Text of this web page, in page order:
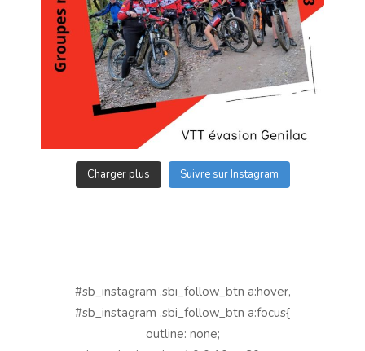
Charger plus Suivre sur Instagram
#sb_instagram .sbi_follow_btn a:hover,
#sb_instagram .sbi_follow_btn a:focus{
outline: none;